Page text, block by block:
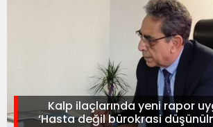
Kalp ilaçlarında yeni rapor
‘Hasta değil bürokrasi